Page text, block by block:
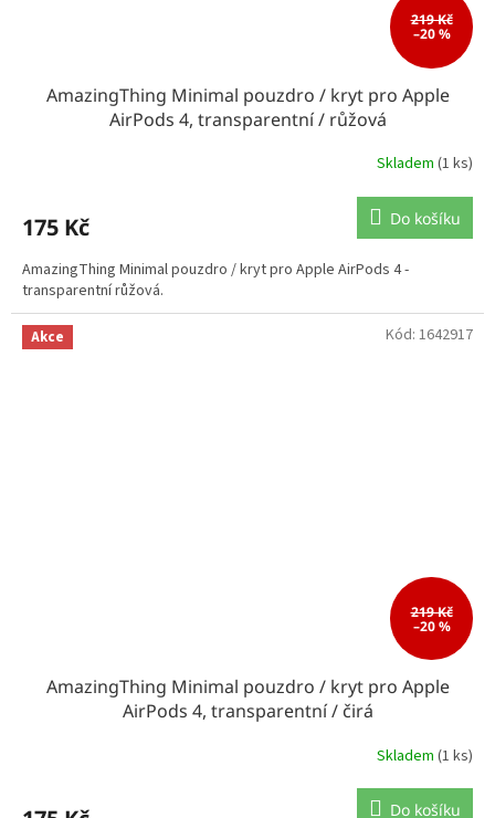
219 Kč
–20 %
AmazingThing Minimal pouzdro / kryt pro Apple
AirPods 4, transparentní / růžová
Skladem (1 ks)
175 Kč Do košíku
AmazingThing Minimal pouzdro / kryt pro Apple AirPods 4 -
transparentní růžová.
Akce
219 Kč
–20 %
AmazingThing Minimal pouzdro / kryt pro Apple
AirPods 4, transparentní / čirá
Skladem (1 ks)
Do košíku
Kód: 1642917